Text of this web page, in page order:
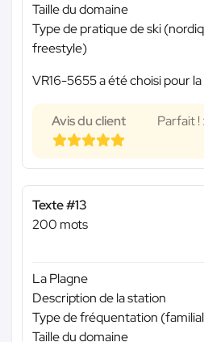
Taille du domaine
Type de pratique de ski
freestyle)
VR16-5655 a été choisi pour
Avis du client Parfait !
Texte #13
200 mots
La Plagne
Description de la station
Type de fréquentation
Taille du domaine